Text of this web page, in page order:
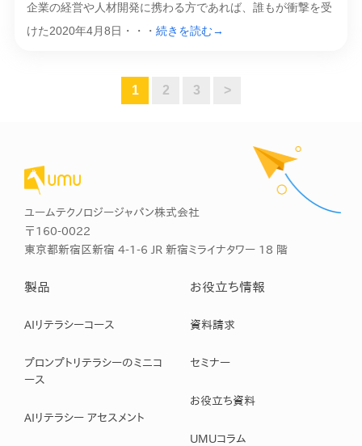
企業の経営や人材開発に携わる方であれば、誰もが衝撃を受
けた2020年4月8日・・・ 続きを読む→
1 2 3 >
ユームテクノロジージャパン株式会社
〒160-0022
東京都新宿区新宿 4-1-6 JR 新宿ミライナタワー 18 階
製品
AIリテラシーコース
プロンプトリテラシーのミニコ
ース
AIリテラシー アセスメント
お役立ち情報
資料請求
セミナー
お役立ち資料
UMUコラム